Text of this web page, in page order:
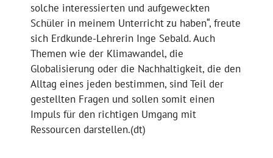
solche interessierten und aufgeweckten
Schüler in meinem Unterricht zu haben“, freute
sich Erdkunde-Lehrerin Inge Sebald. Auch
Themen wie der Klimawandel, die
Globalisierung oder die Nachhaltigkeit, die den
Alltag eines jeden bestimmen, sind Teil der
gestellten Fragen und sollen somit einen
Impuls für den richtigen Umgang mit
Ressourcen darstellen.(dt)